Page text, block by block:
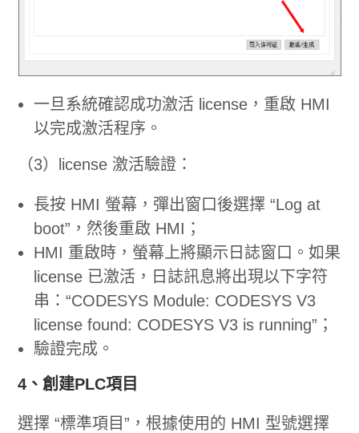
一旦系統確認成功激活 license，重啟 HMI
以完成激活程序。
（3）license 激活驗證：
長按 HMI 螢幕，彈出窗口後選擇 “Log at
boot”，然後重啟 HMI；
HMI 重啟時，螢幕上將顯示日誌窗口。如果
license 已激活，日誌訊息將出現以下字符
串：“CODESYS Module: CODESYS V3
license found: CODESYS V3 is running”；
驗證完成。
4、創建PLC項目
選擇 “標準項目”，根據使用的 HMI 型號選擇